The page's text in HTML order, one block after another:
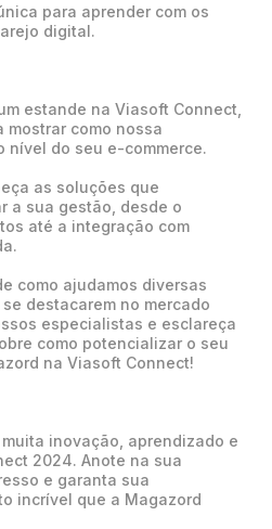
para aprender com os
digital.
estande na Viasoft Connect,
mostrar como nossa
nível do seu e-commerce.
as soluções que
a sua gestão, desde o
até a integração com
como ajudamos diversas
destacarem no mercado
especialistas e esclareça
como potencializar o seu
na Viasoft Connect!
inovação, aprendizado e
2024. Anote na sua
e garanta sua
incrível que a Magazord